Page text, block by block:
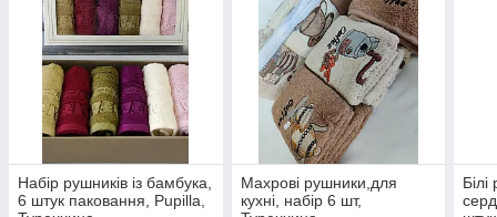
Набір рушників із бамбука,
6 штук паковання, Pupilla,
Махрові рушники,для
кухні, набір 6 шт,